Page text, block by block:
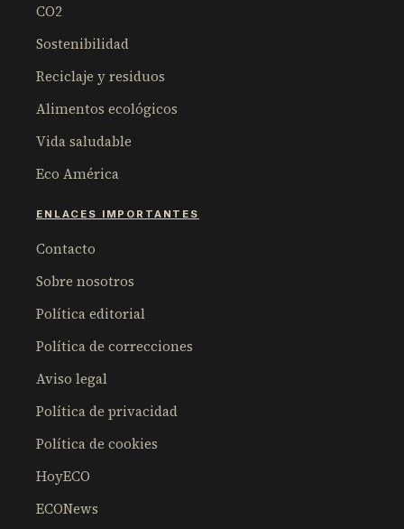
CO2
Sostenibilidad
Reciclaje y residuos
Alimentos ecológicos
Vida saludable
Eco América
ENLACES IMPORTANTES
Contacto
Sobre nosotros
Política editorial
Política de correcciones
Aviso legal
Política de privacidad
Política de cookies
HoyECO
ECONews